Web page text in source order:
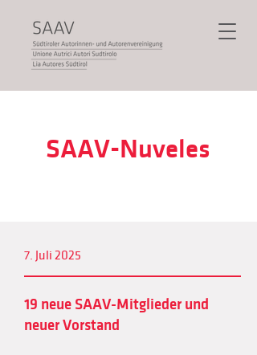
SAAV-Nuveles
7. Juli 2025
19 neue SAAV-Mitglieder und
neuer Vorstand